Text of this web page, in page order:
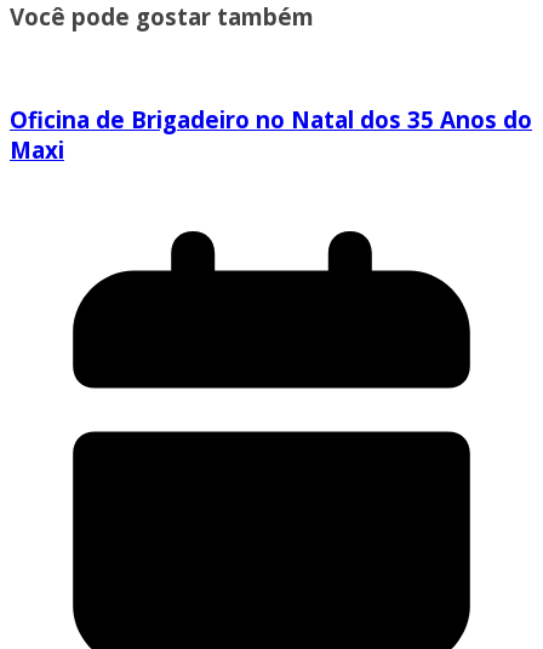
Você pode gostar também
Oficina de Brigadeiro no Natal dos 35 Anos do
Maxi